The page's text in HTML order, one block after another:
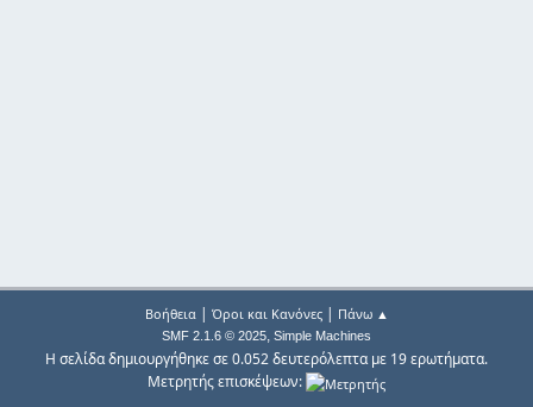
Βοήθεια| Όροι και Κανόνες| Πάνω ▲
SMF 2.1.6 © 2025, Simple Machines
Η σελίδα δημιουργήθηκε σε 0.052 δευτερόλεπτα με 19 ερωτήματα.
Μετρητής επισκέψεων: